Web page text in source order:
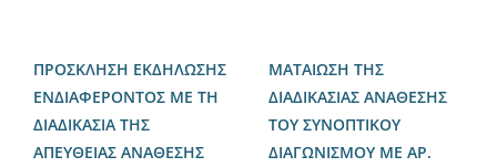
ΠΡΟΣΚΛΗΣΗ ΕΚΔΗΛΩΣΗΣ
ΕΝΔΙΑΦΕΡΟΝΤΟΣ ΜΕ ΤΗ
ΔΙΑΔΙΚΑΣΙΑ ΤΗΣ
ΑΠΕΥΘΕΙΑΣ ΑΝΑΘΕΣΗΣ
ΜΑΤΑΙΩΣΗ ΤΗΣ
ΔΙΑΔΙΚΑΣΙΑΣ ΑΝΑΘΕΣΗΣ
ΤΟΥ ΣΥΝΟΠΤΙΚΟΥ
ΔΙΑΓΩΝΙΣΜΟΥ ΜΕ ΑΡ.